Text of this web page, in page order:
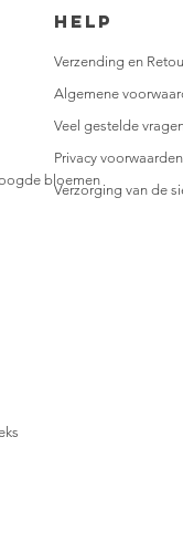
HELP
bloemen
Verzending en
Algemene
Veel gestelde
Privacy voorwaarden
Verzorging van de